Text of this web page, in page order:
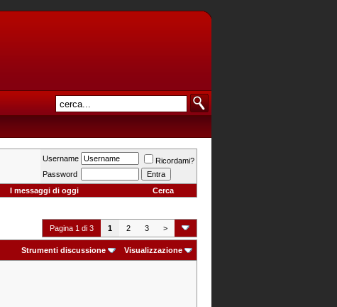
Username
Ricordami?
Password
I messaggi di oggi Cerca
Pagina 1 di 3 1 2 3 >
Strumenti discussione Visualizzazione